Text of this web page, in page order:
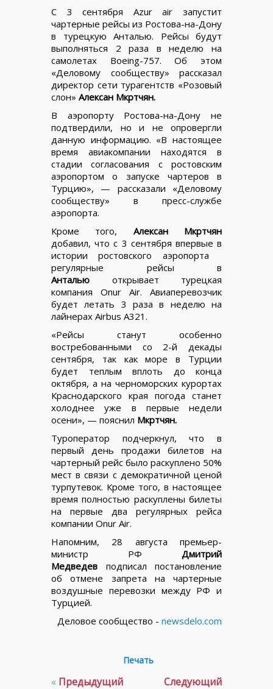
С 3 сентября Azur air запустит
чартерные рейсы из Ростова-на-Дону
в турецкую Анталью. Рейсы будут
выполняться 2 раза в неделю на
самолетах Boeing-757. Об этом
«Деловому сообществу» рассказал
директор сети турагентств «Розовый
слон» Алексан Мкртчян.
В аэропорту Ростова-на-Дону не
подтвердили, но и не опровергли
данную информацию. «В настоящее
время авиакомпании находятся в
стадии согласования с ростовским
аэропортом о запуске чартеров в
Турцию», — рассказали «Деловому
сообществу» в пресс-службе
аэропорта.
Кроме того, Алексан Мкртчян
добавил, что с 3 сентября впервые в
истории ростовского аэропорта
регулярные рейсы в
Анталью открывает турецкая
компания Onur Air. Авиаперевозчик
будет летать 3 раза в неделю на
лайнерах Airbus A321.
«Рейсы станут особенно
востребованными со 2-й декады
сентября, так как море в Турции
будет теплым вплоть до конца
октября, а на черноморских курортах
Краснодарского края погода станет
холоднее уже в первые недели
осени», — пояснил Мкртчян.
Туроператор подчеркнул, что в
первый день продажи билетов на
чартерный рейс было раскуплено 50%
мест в связи с демократичной ценой
турпутевок. Кроме того, в настоящее
время полностью раскуплены билеты
на первые два регулярных рейса
компании Onur Air.
Напомним, 28 августа премьер-
министр РФ Дмитрий
Медведев подписал постановление
об отмене запрета на чартерные
воздушные перевозки между РФ и
Турцией.
Деловое сообщество - newsdelo.com
Печать
« Предыдущий
Следующий